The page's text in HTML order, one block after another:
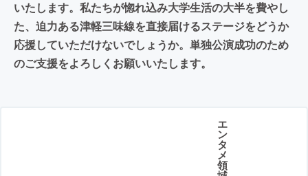
いたします。私たちが惚れ込み大学生活の大半を費やし
た、迫力ある津軽三味線を直接届けるステージをどうか
応援していただけないでしょうか。単独公演成功のため
のご支援をよろしくお願いいたします。
エ
ン
タ
メ
領